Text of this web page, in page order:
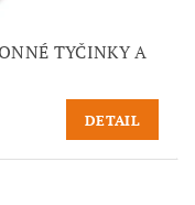
TYČINKY A
DETAIL